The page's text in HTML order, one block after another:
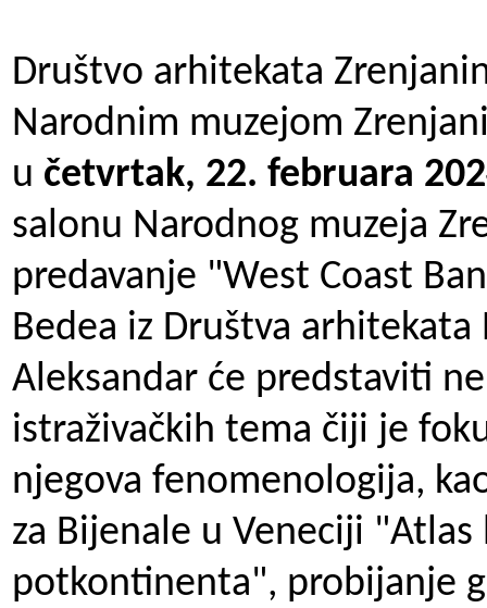
Društvo arhitekata
Narodnim muzejom
u četvrtak, 22. februara
salonu Narodnog muzeja
predavanje "West Coast
Bedea iz Društva arhitekata
Aleksandar će predstaviti
istraživačkih tema čiji je
njegova fenomenologija,
za Bijenale u Veneciji "Atlas
potkontinenta", probijanje